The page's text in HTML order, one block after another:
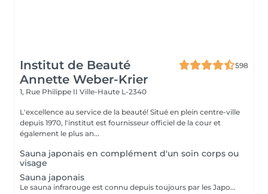
Institut de Beauté
Annette Weber-Krier
598
1, Rue Philippe II Ville-Haute L-2340
L'excellence au service de la beauté! Situé en plein centre-ville
depuis 1970, l'institut est fournisseur officiel de la cour et
également le plus an...
Sauna japonais en complément d'un soin corps ou
visage
Sauna japonais
Le sauna infrarouge est connu depuis toujours par les Japonais pour ses vertus apaisantes et détoxifiantes. Equipé d'une technologie carbone, le Sauna Dôme est constitué d'un matelas et de 2 dômes qui émettent des infrarouges longs. Les pierres minérales intégrées décuplent les bienfaits des infrarouges (+300 pierres). Amincissement Détox : Perte jusqu'à 600 calories/séance- Sudation intense-Amélioration de la qualité de peau-Perte de -4,4cm** de tour de ventre en moyenne -18% de graisse abdominale** après 20 séances Relaxation/stress/sommeil -7,2% du cortisol* dans le sang (hormone du stress)-Baisse de -20,7%* du stress perçu-Détente musculaire et récupération après l'effort : -30,7%* de courbatures DETOX: Purification de la peau et de l'organisme-Elimination des toxines et métaux lourds : -10,5%* de plomb dans le corps Pierre de TOURMALINE MARRON : Renforcement de l'organisme- Ions négatifs- Détox métaux lourds- Vitalité Pierre de JADE : Effets relaxants et purifiants- Purification- Détente- Equilibre cellulaire Pierre de Germanium Noire : Régénérateur cellulaire- Détox- Apaise- Renforce le système immunitaire